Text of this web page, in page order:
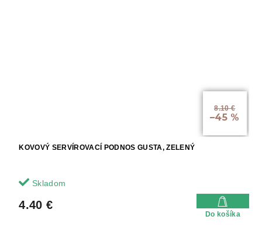
8.10 €
–45 %
KOVOVÝ SERVÍROVACÍ PODNOS GUSTA, ZELENÝ
Skladom
4.40 €
Do košíka